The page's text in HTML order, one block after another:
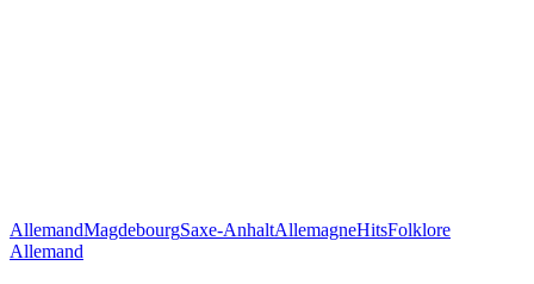
AllemandMagdebourgSaxe-AnhaltAllemagneHitsFolklore
Allemand